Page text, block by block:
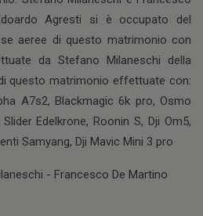
Agresti si è occupato del
aeree di questo matrimonio con
da Stefano Milaneschi della
questo matrimonio effettuate con:
A7s2, Blackmagic 6k pro, Osmo
Edelkrone, Roonin S, Dji Om5,
Samyang, Dji Mavic Mini 3 pro
- Francesco De Martino